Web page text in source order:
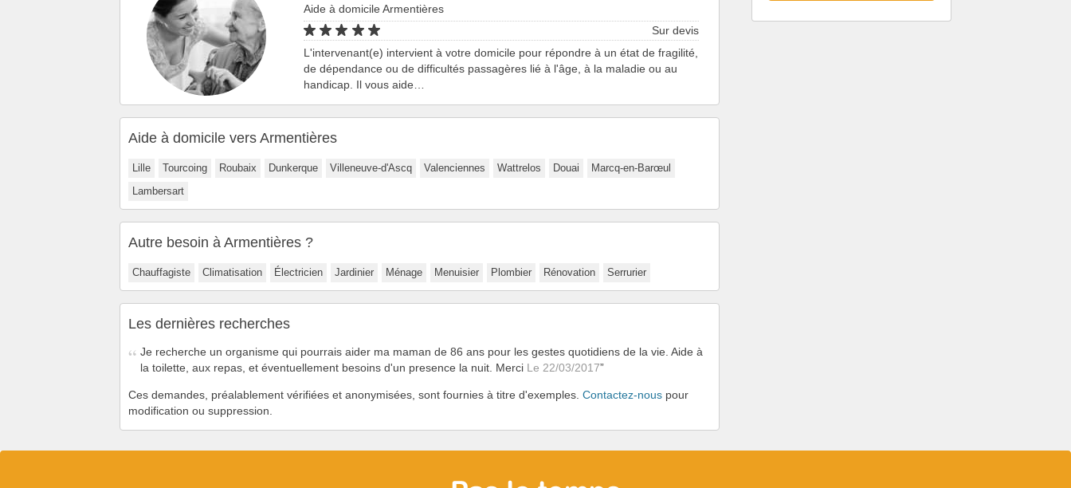
Aide à domicile Armentières
Sur devis
L'intervenant(e) intervient à votre domicile pour répondre à un état de fragilité,
de dépendance ou de difficultés passagères lié à l'âge, à la maladie ou au
handicap. Il vous aide…
Aide à domicile vers Armentières
Lille Tourcoing Roubaix Dunkerque Villeneuve-d'Ascq Valenciennes Wattrelos Douai
Marcq-en-Barœul
Lambersart
Autre besoin à Armentières ?
Chauffagiste Climatisation Électricien Jardinier Ménage Menuisier Plombier Rénovation Serrurier
Les dernières recherches
Je recherche un organisme qui pourrais aider ma maman de 86 ans pour les gestes quotidiens de la vie. Aide à
la toilette, aux repas, et éventuellement besoins d'un presence la nuit. Merci Le 22/03/2017
Ces demandes, préalablement vérifiées et anonymisées, sont fournies à titre d'exemples. Contactez-nous pour
modification ou suppression.